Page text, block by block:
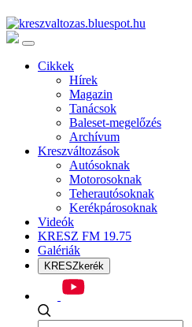
Cikkek
Hírek
Magazin
Tanácsok
Baleset-megelőzés
Archívum
Kreszváltozások
Autósoknak
Motorosoknak
Teherautósoknak
Kerékpárosoknak
Videók
KRESZ FM 19.75
Galériák
KRESZkerék